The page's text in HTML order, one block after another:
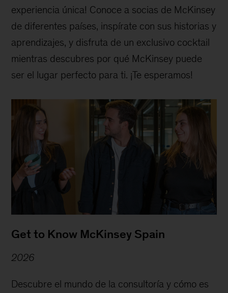
experiencia única! Conoce a socias de McKinsey
de diferentes países, inspírate con sus historias y
aprendizajes, y disfruta de un exclusivo cocktail
mientras descubres por qué McKinsey puede
ser el lugar perfecto para ti. ¡Te esperamos!
Get to Know McKinsey Spain
2026
Descubre el mundo de la consultoría y cómo es